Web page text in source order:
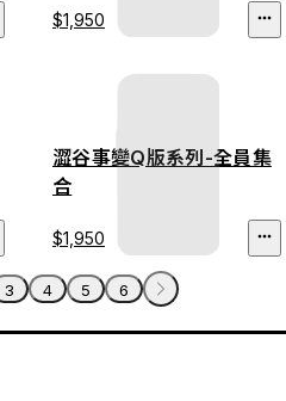
$1,950
澀谷事變Q版系列-全員集
合
$1,950
3 4 5 6